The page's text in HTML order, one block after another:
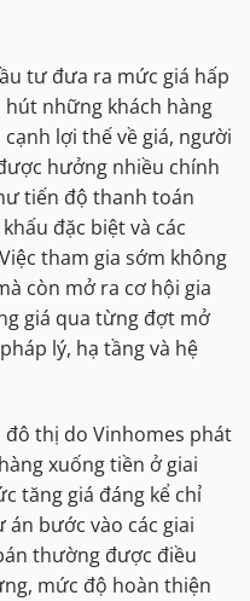
tư đưa ra mức giá hấp
những khách hàng
lợi thế về giá, người
hưởng nhiều chính
tiến độ thanh toán
đặc biệt và các
tham gia sớm không
còn mở ra cơ hội gia
giá qua từng đợt mở
lý, hạ tầng và hệ
thị do Vinhomes phát
xuống tiền ở giai
tăng giá đáng kể chỉ
bước vào các giai
thường được điều
mức độ hoàn thiện